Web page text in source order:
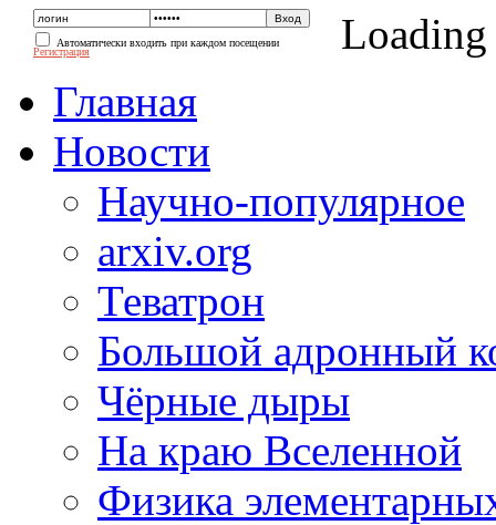
Автоматически входить при каждом посещении
Регистрация
Loading
Главная
Новости
Научно-популярное
arxiv.org
Теватрон
Большой адронный
Чёрные дыры
На краю Вселенной
Физика